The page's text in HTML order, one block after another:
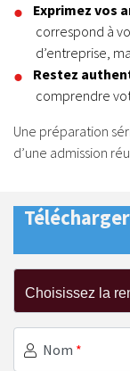
Exprimez vos
correspond à
d’entreprise,
Restez
comprendre
Une préparation
d’une admission
Nom *